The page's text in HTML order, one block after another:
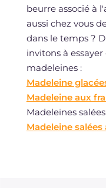
beurre associé à
aussi chez vous
dans le temps ?
invitons à
madeleines :
Madeleine
Madeleine aux
Madeleines salées
Madeleine